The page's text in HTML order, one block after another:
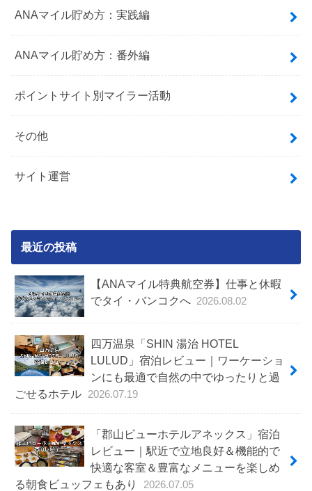
ANAマイル貯め方：実践編
ANAマイル貯め方：番外編
ポイントサイト別マイラー活動
その他
サイト運営
最近の投稿
【ANAマイル特典航空券】仕事と休暇
でタイ・バンコクへ 2026.08.02
四万温泉「SHIN 湯治 HOTEL
LULUD」宿泊レビュー｜ワーケーショ
ンにも最適で自然の中でゆったりと過
ごせるホテル
2026.07.19
「郡山ビューホテルアネックス」宿泊
レビュー｜駅近で立地良好＆機能的で
快適な客室＆豊富なメニューを楽しめ
る朝食ビュッフェもあり
2026.07.05